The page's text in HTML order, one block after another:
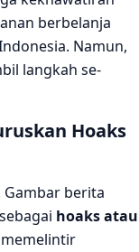
berbelanja
Namun,
langkah se-
Hoaks
berita
hoaks atau